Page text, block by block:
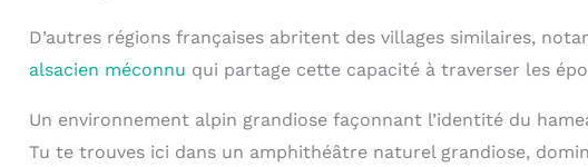
D’autres régions françaises abritent des villages similaires,
alsacien méconnu qui partage cette capacité à traverser les
Un environnement alpin grandiose façonnant l’identité du
Tu te trouves ici dans un amphithéâtre naturel grandiose,